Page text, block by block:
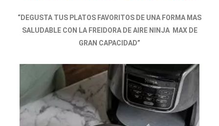
“DEGUSTA TUS PLATOS FAVORITOS DE UNA FORMA MAS
SALUDABLE CON LA FREIDORA DE AIRE NINJA MAX DE
GRAN CAPACIDAD”